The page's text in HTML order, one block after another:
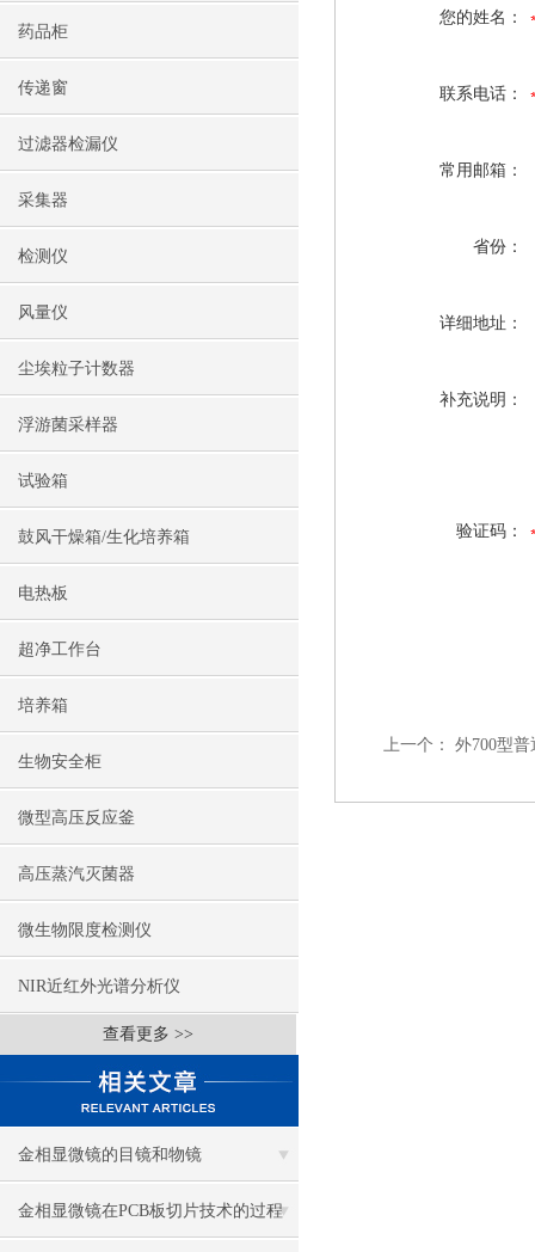
药品柜
传递窗
过滤器检漏仪
采集器
检测仪
风量仪
尘埃粒子计数器
浮游菌采样器
试验箱
鼓风干燥箱/生化培养箱
电热板
超净工作台
培养箱
生物安全柜
微型高压反应釜
高压蒸汽灭菌器
微生物限度检测仪
NIR近红外光谱分析仪
查看更多 >>
金相显微镜的目镜和物镜
金相显微镜在PCB板切片技术的过程
您的姓名：
联系电话：
常用邮箱：
省份：
详细地址：
补充说明：
验证码：
上一个： 外700型